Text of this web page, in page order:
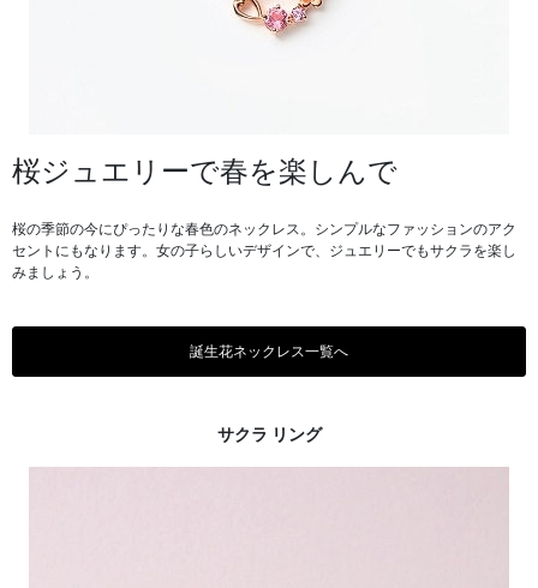
桜ジュエリーで春を楽しんで
桜の季節の今にぴったりな春色のネックレス。シンプルなファッションのアク
セントにもなります。女の子らしいデザインで、ジュエリーでもサクラを楽し
みましょう。
誕生花ネックレス一覧へ
サクラ リング